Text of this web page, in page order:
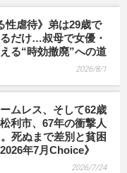
性虐待》弟は29歳で
だけ…叔母で女優・
る“時効撤廃”への道
2026/8/1
ムレス、そして62歳
利市、67年の衝撃人
死ぬまで差別と貧困
年7月Choice》
2026/7/24